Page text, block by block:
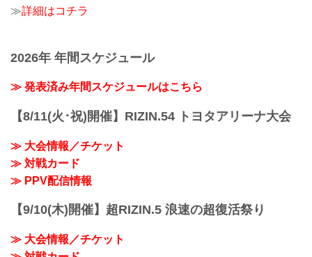
≫詳細はコチラ
2026年 年間スケジュール
≫ 発表済み年間スケジュールはこちら
【8/11(火･祝)開催】RIZIN.54 トヨタアリーナ大会
≫ 大会情報／チケット
≫ 対戦カード
≫ PPV配信情報
【9/10(木)開催】超RIZIN.5 浪速の超復活祭り
≫ 大会情報／チケット